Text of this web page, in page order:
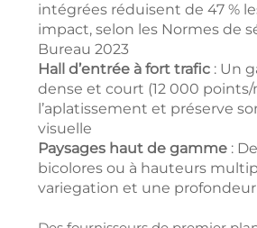
intégrées réduisent de 47 %
impact, selon les Normes de
Bureau 2023
Hall d’entrée à fort trafic : Un
dense et court (12 000 points/
l’aplatissement et préserve
visuelle
Paysages haut de gamme :
bicolores ou à hauteurs
variegation et une